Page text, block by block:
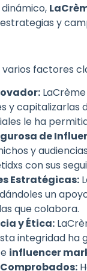
y
varios factores
y capitalizarlas
le ha
de
y
con sus
Estratégicas:
un
que colabora.
y Ética:
integridad ha
influencer
H